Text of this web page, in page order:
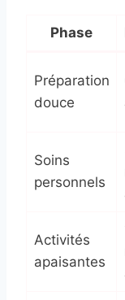
Phase
Préparation
douce
Soins
personnels
Activités
apaisantes